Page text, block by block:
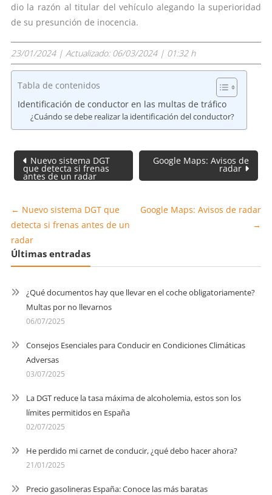
dio la razón al titular del vehículo alegando la superioridad
de su presunción de inocencia.
23/01/2024 | Actualizado: 06/03/2024 | 01:32 h
Tabla de contenidos
Identificación de conductor en las multas de tráfico
¿Cuándo se debe realizar la identificación del conductor?
Navegación
de
entradas
Nuevo sistema DGT
que detecta si frenas
antes de un radar
Google Maps: Avisos de
radar
← Nuevo sistema DGT que
detecta si frenas antes de un
radar
Google Maps: Avisos de radar
→
Últimas entradas
¿Qué documentos hay que llevar en el coche obligatoriamente?
Multas por no llevarnos
06/07/2025
Consejos Esenciales para Conducir en Condiciones Climáticas
Adversas
03/07/2025
La DGT reduce la tasa máxima de alcoholemia, estos son los
límites permitidos en España
02/07/2025
He perdido mi carnet de conducir, ¿qué debo hacer ahora?
21/01/2025
Precio gasolineras España: Conoce las más baratas